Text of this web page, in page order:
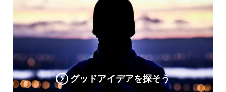
グッドアイデアを探そう